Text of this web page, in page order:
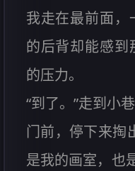
我走在最前面
的后背却能感到
的压力。
“到了。”走到小
门前，停下来掏
是我的画室，也